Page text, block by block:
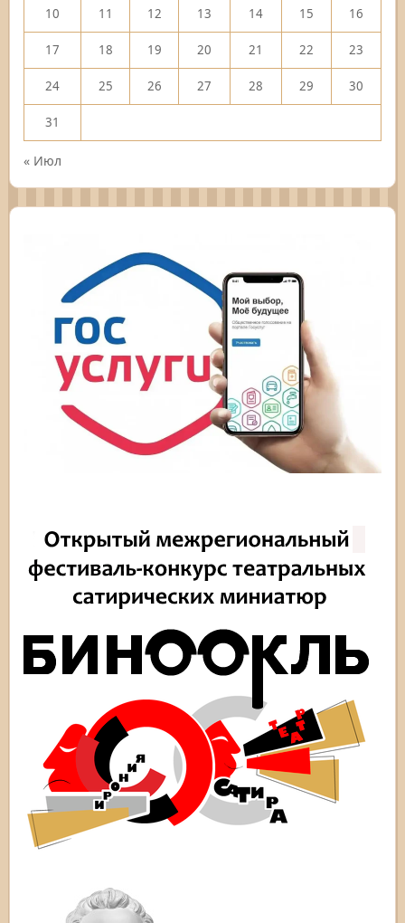
10 11 12 13 14 15 16
17 18 19 20 21 22 23
24 25 26 27 28 29 30
31
« Июл